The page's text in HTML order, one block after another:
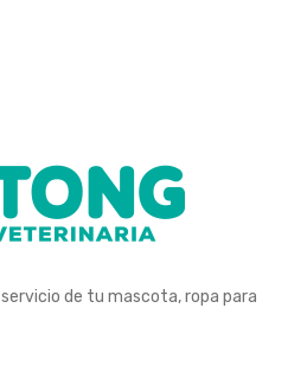
de tu mascota, ropa para